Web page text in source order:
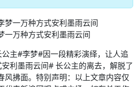
一万种方式安利墨雨云间
公主#李梦#因一段精彩演绎，让人追
利墨雨云间# 长公主的离去，解脱了
风拂面。特别声明：以上文章内容仅